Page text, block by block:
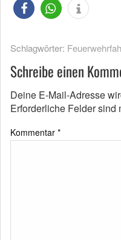
Schlagwörter:
Schreibe einen
Deine E-Mail-Adresse
Erforderliche Felder sind
Kommentar *